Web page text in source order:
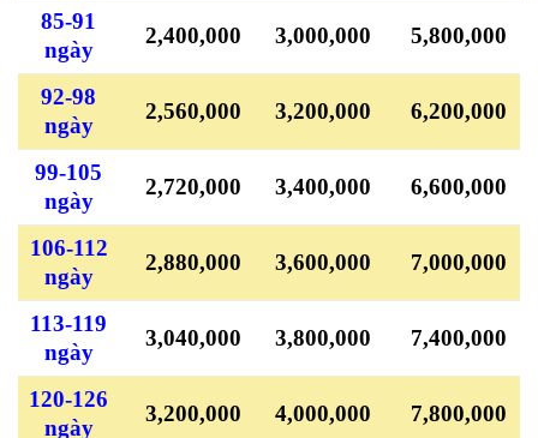
85-91
ngày
2,400,000 3,000,000 5,800,000
92-98
ngày
2,560,000 3,200,000 6,200,000
99-105
ngày
2,720,000 3,400,000 6,600,000
106-112
ngày
2,880,000 3,600,000 7,000,000
113-119
ngày
3,040,000 3,800,000 7,400,000
120-126
ngày
3,200,000 4,000,000 7,800,000